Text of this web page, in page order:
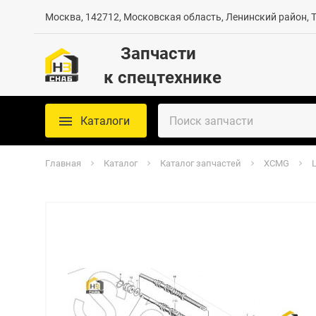
Москва, 142712, Московская область, Ленинский район,
Запчасти
к спецтехнике
Каталоги
Главная Каталог Каталог запчастей XCMG